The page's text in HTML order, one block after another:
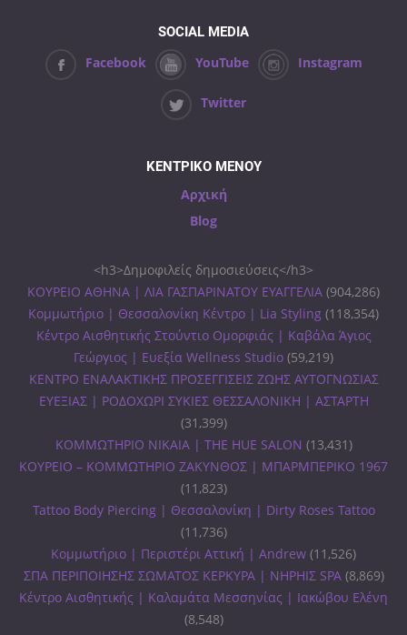
SOCIAL MEDIA
Facebook YouTube Instagram
Twitter
ΚΕΝΤΡΙΚΟ ΜΕΝΟΥ
Αρχική
Blog
<h3>Δημοφιλείς δημοσιεύσεις</h3>
ΚΟΥΡΕΙΟ ΑΘΗΝΑ | ΛΙΑ ΓΑΣΠΑΡΙΝΑΤΟΥ ΕΥΑΓΓΕΛΙΑ (904,286)
Κομμωτήριο | Θεσσαλονίκη Κέντρο | Lia Styling (118,354)
Κέντρο Αισθητικής Στούντιο Ομορφιάς | Καβάλα Άγιος
Γεώργιος | Ευεξία Wellness Studio (59,219)
ΚΕΝΤΡΟ ΕΝΑΛΑΚΤΙΚΗΣ ΠΡΟΣΕΓΓΙΣΕΙΣ ΖΩΗΣ ΑΥΤΟΓΝΩΣΙΑΣ
ΕΥΕΞΙΑΣ | ΡΟΔΟΧΩΡΙ ΣΥΚΙΕΣ ΘΕΣΣΑΛΟΝΙΚΗ | ΑΣΤΑΡΤΗ
(31,399)
ΚΟΜΜΩΤΗΡΙΟ ΝΙΚΑΙΑ | THE HUE SALON (13,431)
ΚΟΥΡΕΙΟ – ΚΟΜΜΩΤΗΡΙΟ ΖΑΚΥΝΘΟΣ | ΜΠΑΡΜΠΕΡΙΚΟ 1967
(11,823)
Tattoo Body Piercing | Θεσσαλονίκη | Dirty Roses Tattoo
(11,736)
Κομμωτήριο | Περιστέρι Αττική | Andrew (11,526)
ΣΠΑ ΠΕΡΙΠΟΙΗΣΗΣ ΣΩΜΑΤΟΣ ΚΕΡΚΥΡΑ | ΝΗΡΗΙΣ SPA (8,869)
Κέντρο Αισθητικής | Καλαμάτα Μεσσηνίας | Ιακώβου Ελένη
(8,548)